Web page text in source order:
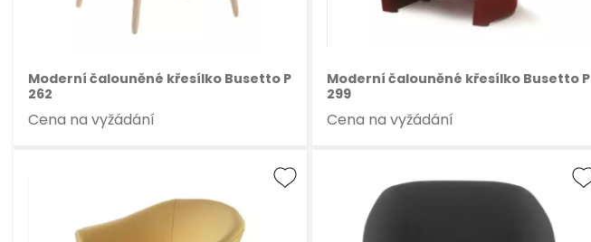
Moderní čalouněné křesílko Busetto P
262
Cena na vyžádání
Moderní čalouněné křesílko Busetto P
299
Cena na vyžádání